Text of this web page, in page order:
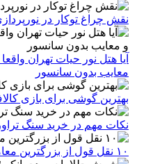
نقش چراغ توکار در
معایب بدون سانسور
بهترین گوشی برای بازی
نکات مهم در خرید سنگ
۱۰ نقل قول از بزرگترین معامله‌گران تاریخ که باید بخوانید